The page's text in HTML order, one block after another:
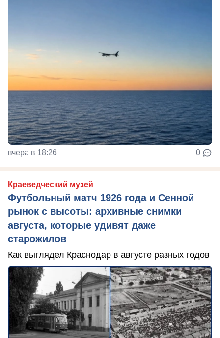
вчера в 18:26 0
Краеведческий музей
Футбольный матч 1926 года и Сенной
рынок с высоты: архивные снимки
августа, которые удивят даже
старожилов
Как выглядел Краснодар в августе разных годов